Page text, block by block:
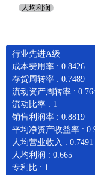
行业先进A级
成本费用率 : 0.8426
存货周转率 : 0.7489
流动资产周转率 :
流动比率 : 1
销售利润率 : 0.8819
平均净资产收益率 :
人均营业收入 : 0.7491
人均利润 : 0.665
专利比 : 1